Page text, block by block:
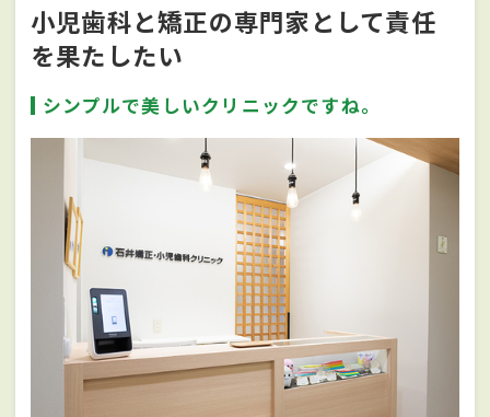
小児歯科と矯正の専門家として責任
を果たしたい
シンプルで美しいクリニックですね。